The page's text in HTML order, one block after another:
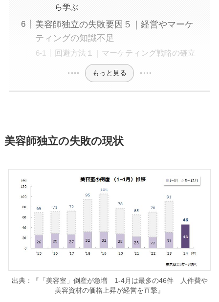
ら学ぶ
美容師独立の失敗要因５｜経営やマーケ
ティングの知識不足
回避方法１｜マーケティング戦略の確立
もっと見る
美容師独立の失敗の現状
出典：『「美容室」倒産が急増 1‐4月は最多の46件 人件費や
美容資材の価格上昇が経営を直撃』